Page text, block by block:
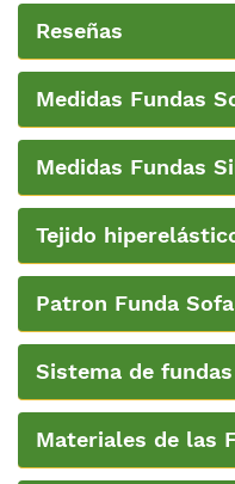
Reseñas
Medidas Fundas
Medidas Fundas
Tejido
Patron Funda
Sistema de
Materiales de las